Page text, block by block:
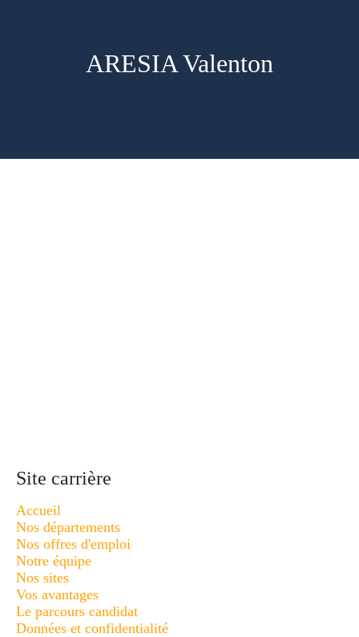
ARESIA Valenton
Site carrière
Accueil
Nos départements
Nos offres d'emploi
Notre équipe
Nos sites
Vos avantages
Le parcours candidat
Données et confidentialité